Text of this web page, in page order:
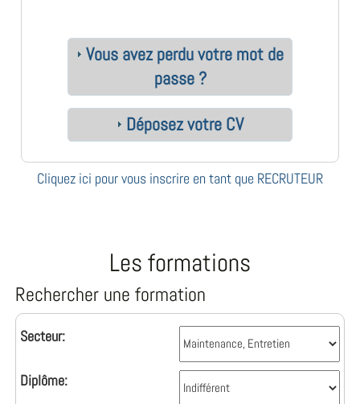
Vous avez perdu votre mot de
passe ?
Déposez votre CV
Cliquez ici pour vous inscrire en tant que RECRUTEUR
Les formations
Rechercher une formation
Secteur:
Diplôme: